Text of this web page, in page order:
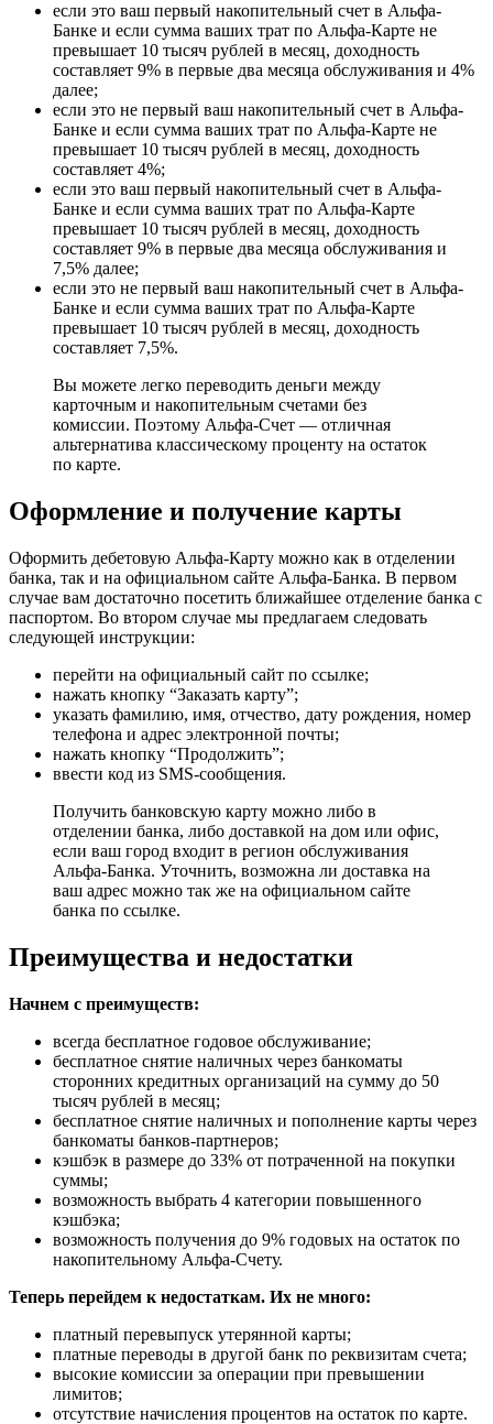
если это ваш первый накопительный счет в Альфа-
Банке и если сумма ваших трат по Альфа-Карте не
превышает 10 тысяч рублей в месяц, доходность
составляет 9% в первые два месяца обслуживания и 4%
далее;
если это не первый ваш накопительный счет в Альфа-
Банке и если сумма ваших трат по Альфа-Карте не
превышает 10 тысяч рублей в месяц, доходность
составляет 4%;
если это ваш первый накопительный счет в Альфа-
Банке и если сумма ваших трат по Альфа-Карте
превышает 10 тысяч рублей в месяц, доходность
составляет 9% в первые два месяца обслуживания и
7,5% далее;
если это не первый ваш накопительный счет в Альфа-
Банке и если сумма ваших трат по Альфа-Карте
превышает 10 тысяч рублей в месяц, доходность
составляет 7,5%.
Вы можете легко переводить деньги между
карточным и накопительным счетами без
комиссии. Поэтому Альфа-Счет — отличная
альтернатива классическому проценту на остаток
по карте.
Оформление и получение карты
Оформить дебетовую Альфа-Карту можно как в отделении
банка, так и на официальном сайте Альфа-Банка. В первом
случае вам достаточно посетить ближайшее отделение банка с
паспортом. Во втором случае мы предлагаем следовать
следующей инструкции:
перейти на официальный сайт по ссылке;
нажать кнопку “Заказать карту”;
указать фамилию, имя, отчество, дату рождения, номер
телефона и адрес электронной почты;
нажать кнопку “Продолжить”;
ввести код из SMS-сообщения.
Получить банковскую карту можно либо в
отделении банка, либо доставкой на дом или офис,
если ваш город входит в регион обслуживания
Альфа-Банка. Уточнить, возможна ли доставка на
ваш адрес можно так же на официальном сайте
банка по ссылке.
Преимущества и недостатки
Начнем с преимуществ:
всегда бесплатное годовое обслуживание;
бесплатное снятие наличных через банкоматы
сторонних кредитных организаций на сумму до 50
тысяч рублей в месяц;
бесплатное снятие наличных и пополнение карты через
банкоматы банков-партнеров;
кэшбэк в размере до 33% от потраченной на покупки
суммы;
возможность выбрать 4 категории повышенного
кэшбэка;
возможность получения до 9% годовых на остаток по
накопительному Альфа-Счету.
Теперь перейдем к недостаткам. Их не много:
платный перевыпуск утерянной карты;
платные переводы в другой банк по реквизитам счета;
высокие комиссии за операции при превышении
лимитов;
отсутствие начисления процентов на остаток по карте.